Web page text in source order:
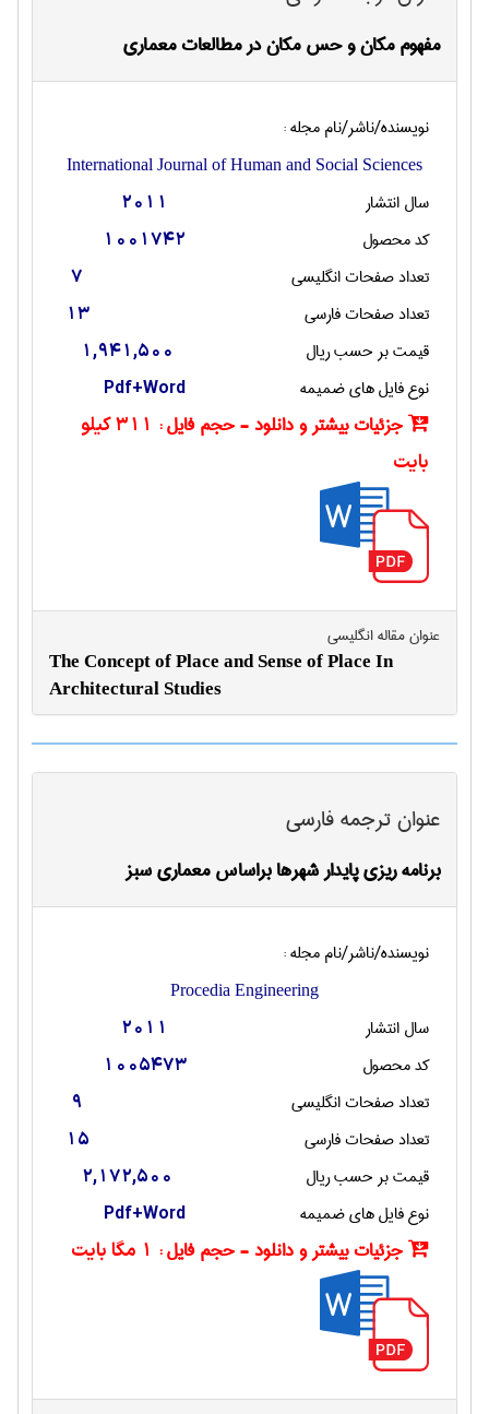
مفهوم مکان و حس مکان در مطالعات معماری
نویسنده/ناشر/نام مجله :
International Journal of Human and Social Sciences
سال انتشار 2011
کد محصول 1001742
تعداد صفحات انگليسی 7
تعداد صفحات فارسی 13
قیمت بر حسب ریال 1,941,500
نوع فایل های ضمیمه Pdf+Word
جزئیات بیشتر و دانلود - حجم فایل :
311 کیلو
بایت
عنوان مقاله انگليسی
The Concept of Place and Sense of Place In
Architectural Studies
عنوان ترجمه فارسی
برنامه ریزی پایدار شهرها براساس معماری سبز
نویسنده/ناشر/نام مجله :
Procedia Engineering
سال انتشار 2011
کد محصول 1005473
تعداد صفحات انگليسی 9
تعداد صفحات فارسی 15
قیمت بر حسب ریال 2,172,500
نوع فایل های ضمیمه Pdf+Word
جزئیات بیشتر و دانلود - حجم فایل : 1 مگا بایت